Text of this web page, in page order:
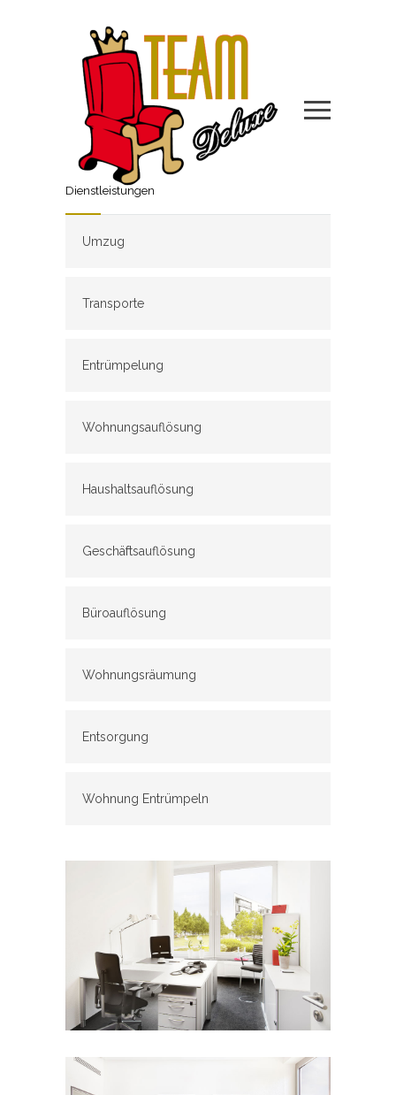
Dienstleistungen
Umzug
Transporte
Entrümpelung
Wohnungsauflösung
Haushaltsauflösung
Geschäftsauflösung
Büroauflösung
Wohnungsräumung
Entsorgung
Wohnung Entrümpeln